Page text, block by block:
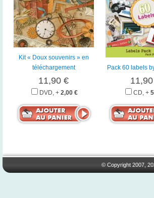
Kit « Doux souvenirs » en
téléchargement
11,90 €
DVD, + 2,00 €
Pack 60 labels
CD, +
© Copyright 2007,